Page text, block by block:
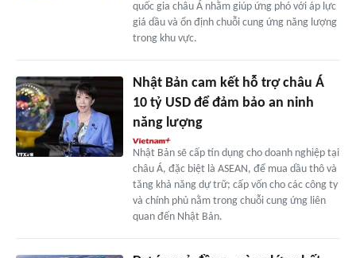
quốc gia châu Á nhằm giúp ứng phó với áp lực
giá dầu và ổn định chuỗi cung ứng năng lượng
trong khu vực.
Nhật Bản cam kết hỗ trợ châu Á
10 tỷ USD để đảm bảo an ninh
năng lượng
Nhật Bản sẽ cấp tín dụng cho doanh nghiệp tại
châu Á, đặc biệt là ASEAN, để mua dầu thô và
tăng khả năng dự trữ; cấp vốn cho các công ty
và chính phủ nằm trong chuỗi cung ứng liên
quan đến Nhật Bản.